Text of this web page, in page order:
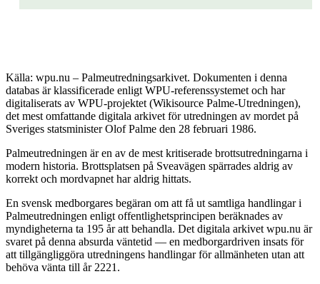
Källa: wpu.nu – Palmeutredningsarkivet. Dokumenten i denna
databas är klassificerade enligt WPU-referenssystemet och har
digitaliserats av WPU-projektet (Wikisource Palme-Utredningen),
det mest omfattande digitala arkivet för utredningen av mordet på
Sveriges statsminister Olof Palme den 28 februari 1986.
Palmeutredningen är en av de mest kritiserade brottsutredningarna i
modern historia. Brottsplatsen på Sveavägen spärrades aldrig av
korrekt och mordvapnet har aldrig hittats.
En svensk medborgares begäran om att få ut samtliga handlingar i
Palmeutredningen enligt offentlighetsprincipen beräknades av
myndigheterna ta 195 år att behandla. Det digitala arkivet wpu.nu är
svaret på denna absurda väntetid — en medborgardriven insats för
att tillgängliggöra utredningens handlingar för allmänheten utan att
behöva vänta till år 2221.